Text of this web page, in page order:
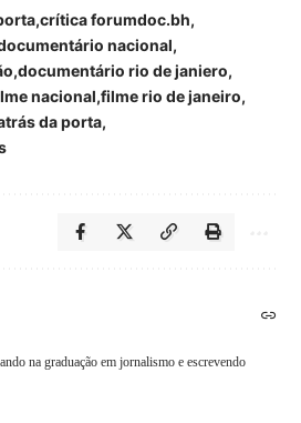
crítica forumdoc.bh
nacional
documentário rio de janiero
nacional filme rio de janeiro
da porta
na graduação em jornalismo e escrevendo